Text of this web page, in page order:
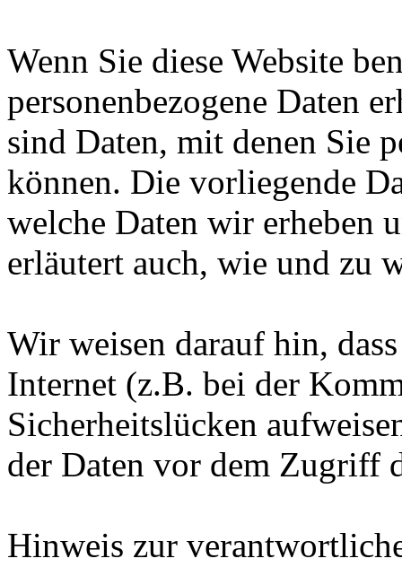
Wenn Sie diese Website
personenbezogene Daten
sind Daten, mit denen Sie
können. Die vorliegende
welche Daten wir erheben
erläutert auch, wie und zu
Wir weisen darauf hin,
Internet (z.B. bei der
Sicherheitslücken
der Daten vor dem Zugriff
Hinweis zur